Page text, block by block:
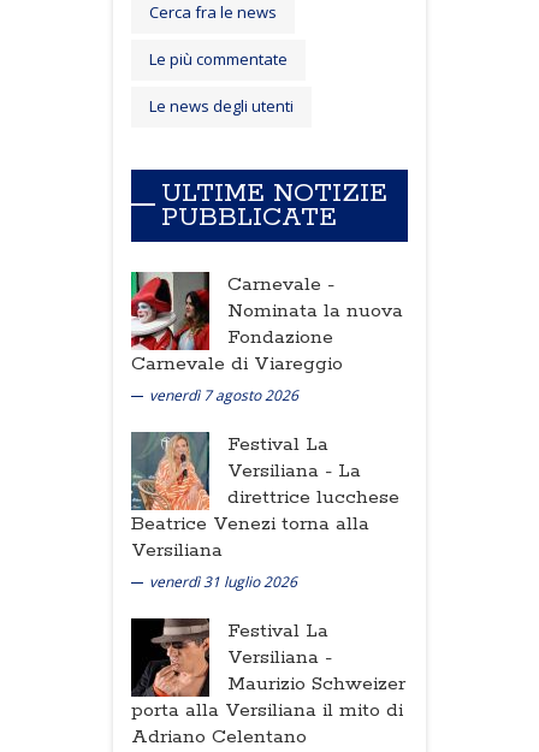
Cerca fra le news
Le più commentate
Le news degli utenti
ULTIME NOTIZIE
PUBBLICATE
Carnevale -
Nominata la nuova
Fondazione
Carnevale di Viareggio
venerdì 7 agosto 2026
Festival La
Versiliana - La
direttrice lucchese
Beatrice Venezi torna alla
Versiliana
venerdì 31 luglio 2026
Festival La
Versiliana -
Maurizio Schweizer
porta alla Versiliana il mito di
Adriano Celentano